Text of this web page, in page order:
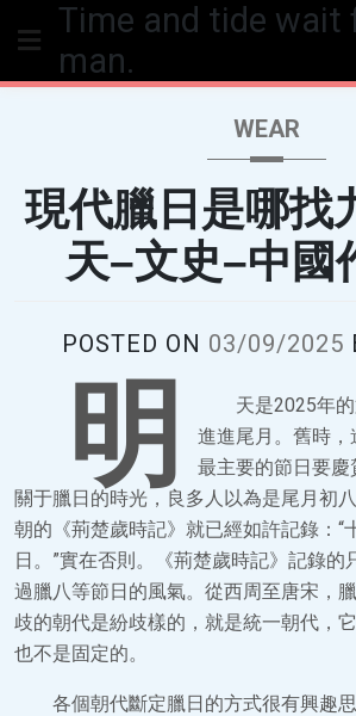
Time and tide wait
man.
WEAR
現代臘日是哪找
天–文史–中國
POSTED ON 03/09/2025
明
天是2025年
進進尾月。舊時
最主要的節日要慶
關于臘日的時光，良多人以為是尾月初
朝的《荊楚歲時記》就已經如許記錄：“
日。”實在否則。《荊楚歲時記》記錄的
過臘八等節日的風氣。從西周至唐宋，
歧的朝代是紛歧樣的，就是統一朝代，
也不是固定的。
各個朝代斷定臘日的方式很有興趣